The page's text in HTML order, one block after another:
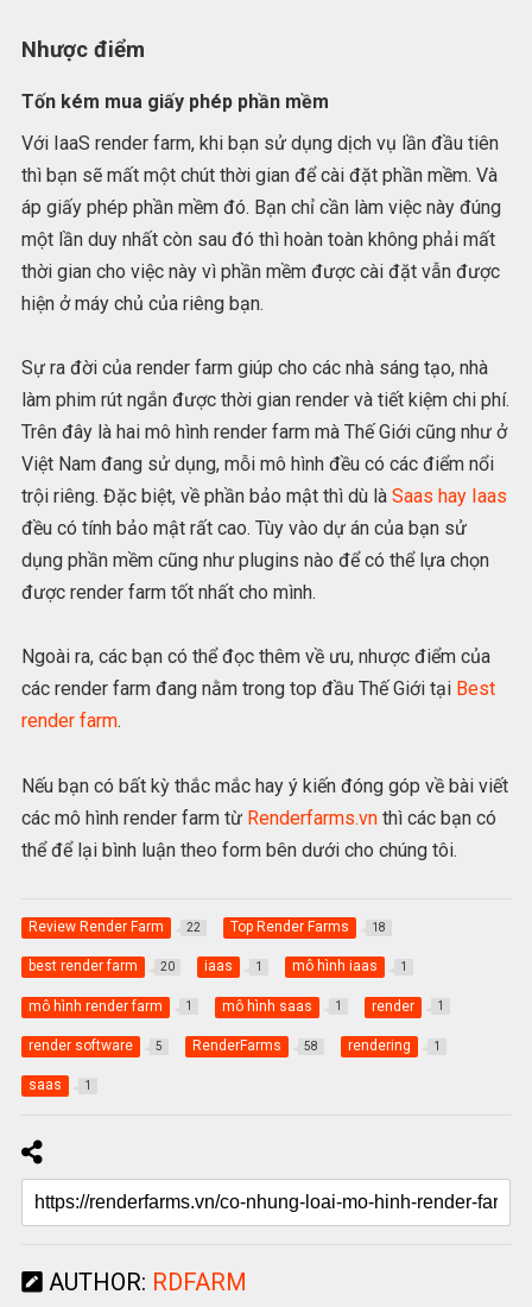
Nhược điểm
Tốn kém mua giấy phép phần mềm
Với IaaS render farm, khi bạn sử dụng dịch vụ lần đầu tiên
thì bạn sẽ mất một chút thời gian để cài đặt phần mềm. Và
áp giấy phép phần mềm đó. Bạn chỉ cần làm việc này đúng
một lần duy nhất còn sau đó thì hoàn toàn không phải mất
thời gian cho việc này vì phần mềm được cài đặt vẫn được
hiện ở máy chủ của riêng bạn.
Sự ra đời của render farm giúp cho các nhà sáng tạo, nhà
làm phim rút ngắn được thời gian render và tiết kiệm chi phí.
Trên đây là hai mô hình render farm mà Thế Giới cũng như ở
Việt Nam đang sử dụng, mỗi mô hình đều có các điểm nổi
trội riêng. Đặc biệt, về phần bảo mật thì dù là Saas hay Iaas
đều có tính bảo mật rất cao. Tùy vào dự án của bạn sử
dụng phần mềm cũng như plugins nào để có thể lựa chọn
được render farm tốt nhất cho mình.
Ngoài ra, các bạn có thể đọc thêm về ưu, nhược điểm của
các render farm đang nằm trong top đầu Thế Giới tại Best
render farm.
Nếu bạn có bất kỳ thắc mắc hay ý kiến đóng góp về bài viết
các mô hình render farm từ Renderfarms.vnthì các bạn có
thể để lại bình luận theo form bên dưới cho chúng tôi.
Review Render Farm 22 Top Render Farms 18
best render farm 20 iaas 1 mô hình iaas 1
mô hình render farm 1 mô hình saas 1 render 1
render software 5 RenderFarms 58 rendering 1
saas 1
AUTHOR: RDFARM